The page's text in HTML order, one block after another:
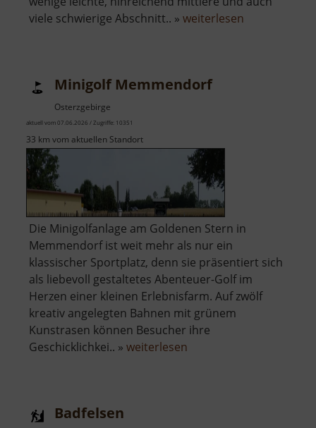
viele schwierige Abschnitt.. » weiterlesen
Minigolf Memmendorf
Osterzgebirge
aktuell vom 07.06.2026 / Zugriffe: 10351
33 km vom aktuellen Standort
Die Minigolfanlage am Goldenen Stern in
Memmendorf ist weit mehr als nur ein
klassischer Sportplatz, denn sie präsentiert sich
als liebevoll gestaltetes Abenteuer-Golf im
Herzen einer kleinen Erlebnisfarm. Auf zwölf
kreativ angelegten Bahnen mit grünem
Kunstrasen können Besucher ihre
Geschicklichkei.. » weiterlesen
Badfelsen